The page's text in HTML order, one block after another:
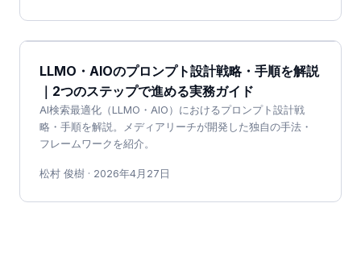
LLMO・AIOのプロンプト設計戦略・手順を解説
｜2つのステップで進める実務ガイド
AI検索最適化（LLMO・AIO）におけるプロンプト設計戦
略・手順を解説。メディアリーチが開発した独自の手法・
フレームワークを紹介。
松村 俊樹 · 2026年4月27日